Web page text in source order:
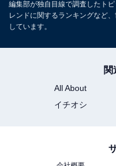
編集部が独自目線で調査したト
レンドに関するランキングなど
しています。
関
All About
イチオシ